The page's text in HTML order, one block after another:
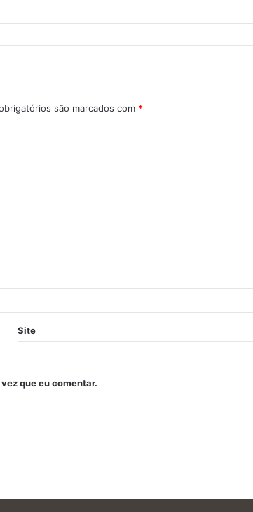
são marcados com *
Site
que eu comentar.